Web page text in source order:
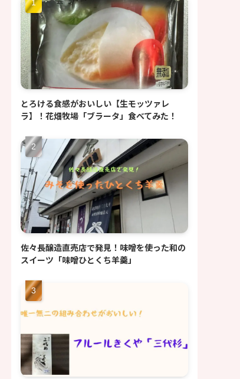
とろける食感がおいしい【生モッツァレ
ラ】！花畑牧場「ブラータ」食べてみた！
佐々長醸造直売店で発見！味噌を使った和の
スイーツ「味噌ひとくち羊羹」